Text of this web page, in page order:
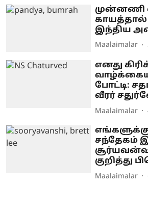
முன்னணி
காயத்தால்
இந்திய
Maalaimalar
எனது
போட்டி:
வீரர்
Maalaimalar
சந்தேகம்
குறித்து
Maalaimalar